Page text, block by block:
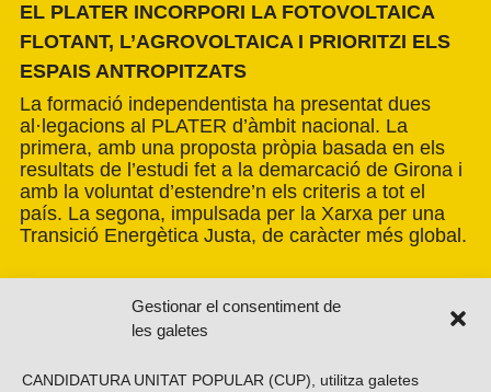
Gestionar el consentiment de
les galetes
CANDIDATURA UNITAT POPULAR (CUP), utilitza galetes
EL PLATER INCORPORI LA FOTOVOLTAICA
FLOTANT, L’AGROVOLTAICA I PRIORITZI ELS
ESPAIS ANTROPITZATS
La formació independentista ha presentat dues
al·legacions al PLATER d’àmbit nacional. La
primera, amb una proposta pròpia basada en els
resultats de l’estudi fet a la demarcació de Girona i
amb la voluntat d’estendre’n els criteris a tot el
país. La segona, impulsada per la Xarxa per una
Transició Energètica Justa, de caràcter més global.